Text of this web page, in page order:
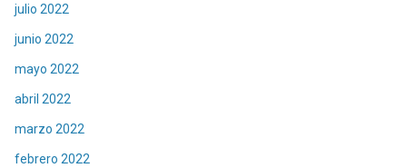
julio 2022
junio 2022
mayo 2022
abril 2022
marzo 2022
febrero 2022